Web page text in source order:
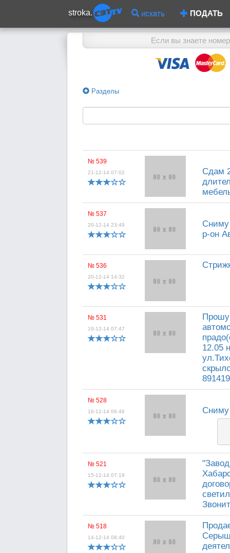
stroka. искать ПОДАТЬ
Если вы знаете
Разделы
№ 539
21-12-14 07:02
Сдам
№ 537
20-12-14 23:49
Сниму
р-он
№ 536
20-12-14 14:32
№ 531
19-12-14 07:47
Прошу
12.05
№ 528
16-12-14 06:46 Сниму
№ 521
15-12-14 07:19
№ 518
14-12-14 08:40